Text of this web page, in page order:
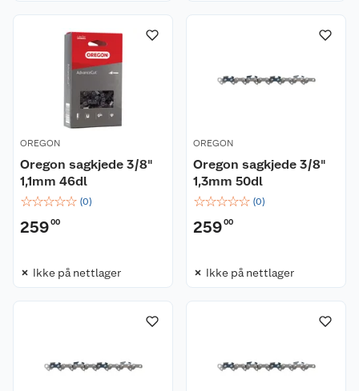
OREGON
Oregon sagkjede 3/8"
1,1mm 46dl
☆☆☆☆☆ (0)
25900
Ikke på nettlager
OREGON
Oregon sagkjede 3/8"
1,3mm 50dl
☆☆☆☆☆ (0)
25900
Ikke på nettlager